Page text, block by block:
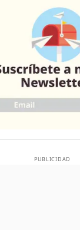
PUBLICIDAD